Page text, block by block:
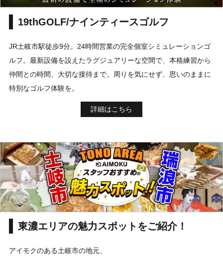
19thGOLF/ナインティースゴルフ
JR土岐市駅徒歩9分。24時間営業の完全個室シミュレーションゴ
ルフ。最新設備を設えたラグジュアリーな空間で、本格練習から
仲間との時間、大切な接待まで。周りを気にせず、思いのままに
特別なゴルフ体験を。
詳細はこちら
東濃エリアの魅力スポットをご紹介！
アイモクのある土岐市の地元、